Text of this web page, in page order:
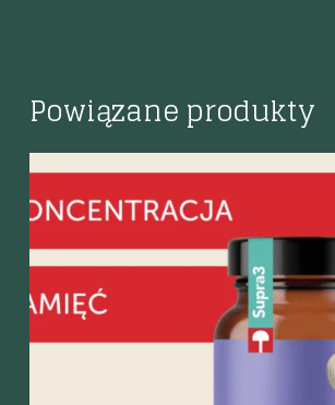
Powiązane produkty